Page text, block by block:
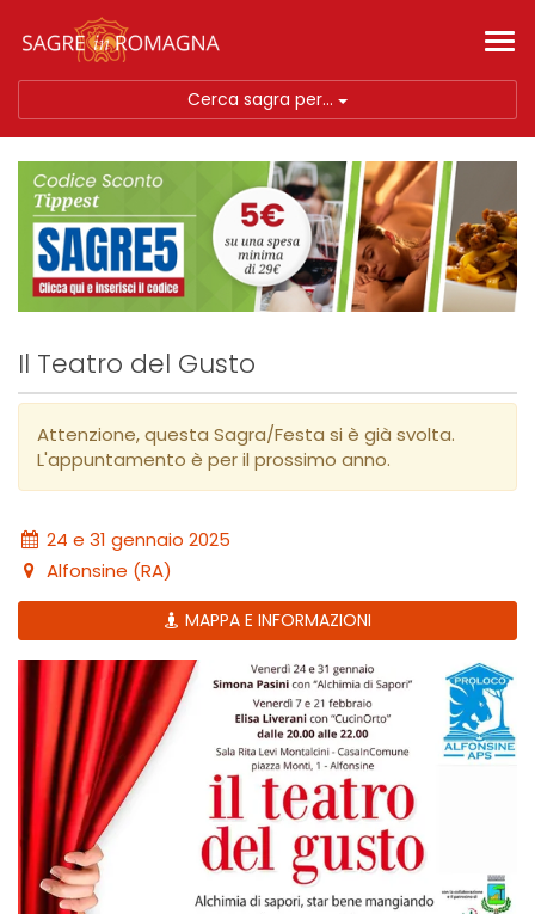
Cerca sagra per...
Il Teatro del Gusto
Attenzione, questa Sagra/Festa si è già svolta.
L'appuntamento è per il prossimo anno.
24 e 31 gennaio 2025
Alfonsine (RA)
MAPPA E INFORMAZIONI